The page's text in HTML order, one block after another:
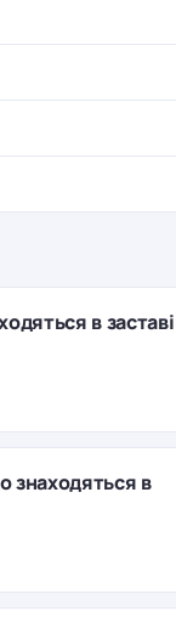
в заставі
знаходяться в